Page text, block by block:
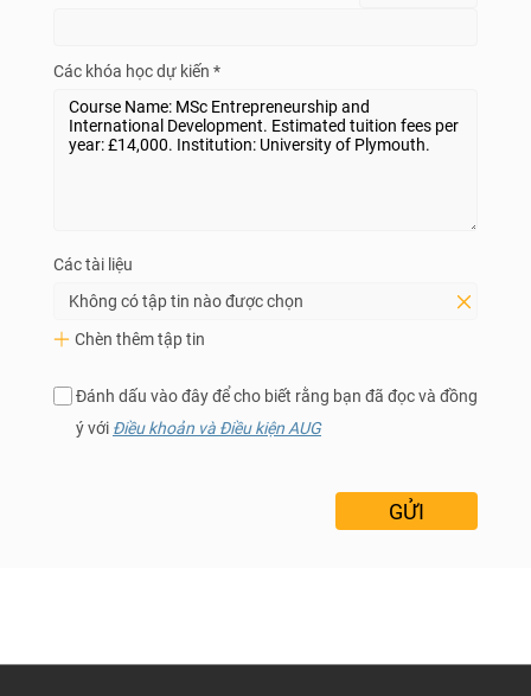
Các khóa học dự kiến *
Các tài liệu
Không có tập tin nào được chọn
Chèn thêm tập tin
Đánh dấu vào đây để cho biết rằng bạn đã đọc và đồng
ý với Điều khoản và Điều kiện AUG